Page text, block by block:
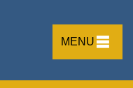
MENU